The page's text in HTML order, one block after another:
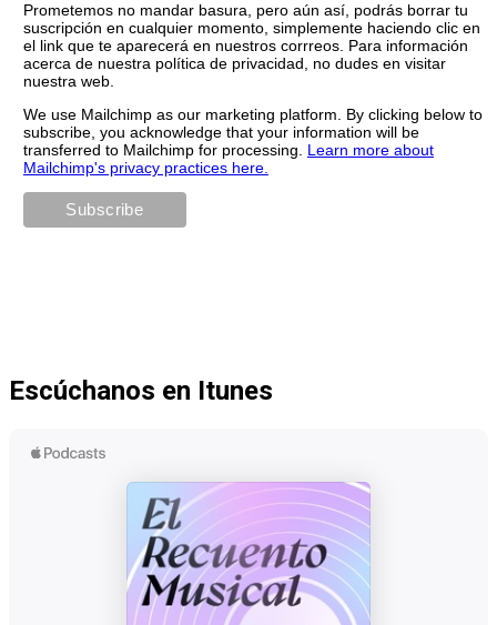
Prometemos no mandar basura, pero aún así, podrás borrar tu
suscripción en cualquier momento, simplemente haciendo clic en
el link que te aparecerá en nuestros corrreos. Para información
acerca de nuestra política de privacidad, no dudes en visitar
nuestra web.
We use Mailchimp as our marketing platform. By clicking below to
subscribe, you acknowledge that your information will be
transferred to Mailchimp for processing. Learn more about
Mailchimp's privacy practices here.
Escúchanos en Itunes